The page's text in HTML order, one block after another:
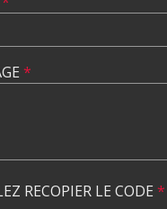
*
RECOPIER LE CODE *